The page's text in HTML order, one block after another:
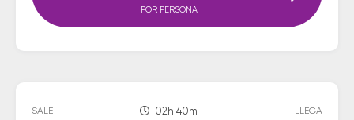
POR PERSONA
SALE 02h 40m LLEGA